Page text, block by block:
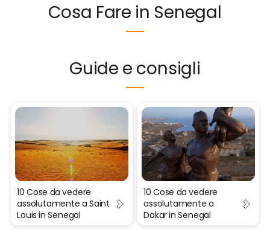
Cosa Fare in Senegal
Guide e consigli
10 Cose da vedere
assolutamente a Saint
Louis in Senegal
10 Cose da vedere
assolutamente a
Dakar in Senegal